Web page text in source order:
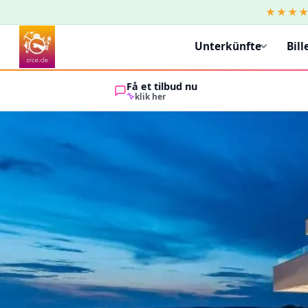
Unterkünfte
Få et tilbud nu
klik her